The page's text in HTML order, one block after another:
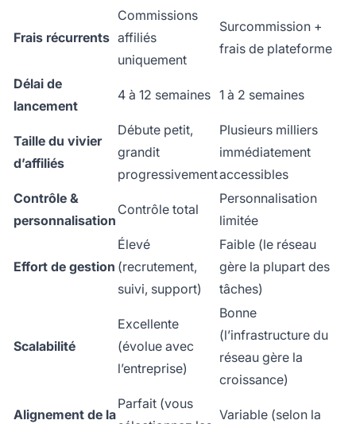
Frais récurrents
Commissions
affiliés
uniquement
Surcommission +
frais de plateforme
Délai de
lancement
4 à 12 semaines 1 à 2 semaines
Taille du vivier
d’affiliés
Débute petit,
grandit
progressivement
Plusieurs milliers
immédiatement
accessibles
Contrôle &
personnalisation
Contrôle total
Personnalisation
limitée
Effort de gestion
Élevé
(recrutement,
suivi, support)
Faible (le réseau
gère la plupart des
tâches)
Scalabilité
Excellente
(évolue avec
l’entreprise)
Bonne
(l’infrastructure du
réseau gère la
croissance)
Alignement de la
Parfait (vous
Variable (selon la